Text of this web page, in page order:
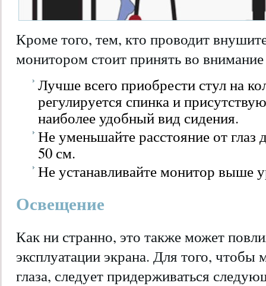
Кроме того, тем, кто проводит
монитором стоит принять во внимание
Лучше всего приобрести стул на
регулируется спинка и
наиболее удобный вид сидения.
Не уменьшайте расстояние от
50 см.
Не устанавливайте монитор выше
Освещение
Как ни странно, это также может
эксплуатации экрана. Для того, чтобы
глаза, следует придерживаться